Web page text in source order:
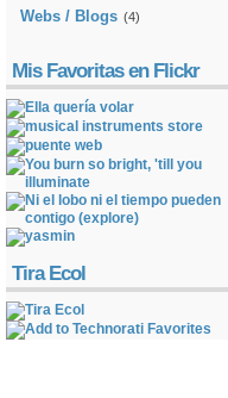
Webs / Blogs (4)
Mis Favoritas en Flickr
Tira Ecol